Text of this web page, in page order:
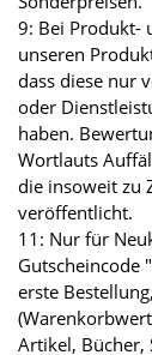
9: Bei Produkt-
unseren
dass diese nur
oder
haben.
Wortlauts
die insoweit zu
veröffentlicht.
11: Nur für
Gutscheincode
erste
Artikel, Bücher,